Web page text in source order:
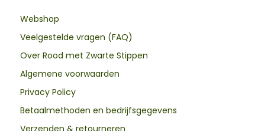
Webshop
Veelgestelde vragen (FAQ)
Over Rood met Zwarte Stippen
Algemene voorwaarden
Privacy Policy
Betaalmethoden en bedrijfsgegevens